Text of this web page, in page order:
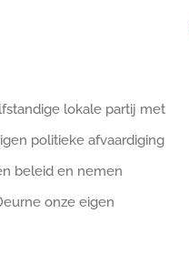
lokale partij met
politieke afvaardiging
beleid en nemen
onze eigen